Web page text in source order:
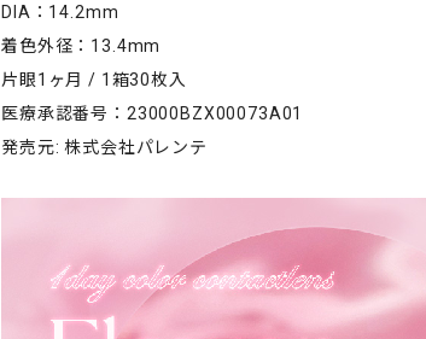
DIA：14.2mm
着色外径：13.4mm
片眼1ヶ月 / 1箱30枚入
医療承認番号：23000BZX00073A01
発売元: 株式会社パレンテ